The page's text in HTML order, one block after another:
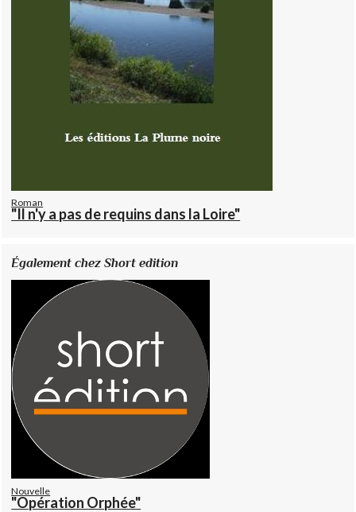
Roman
"Il n'y a pas de requins dans la Loire"
Également chez Short edition
Nouvelle
"Opération Orphée"